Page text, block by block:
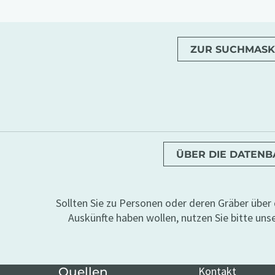
ZUR
ÜBER DIE
Sollten Sie zu Personen oder deren Gräber
Auskünfte haben wollen, nutzen Sie bitte
Quellen Kontakt